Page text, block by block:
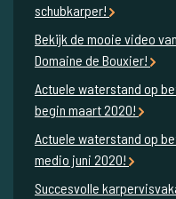
schubkarper!
Bekijk de mooie video
Domaine de Bouxier!
Actuele waterstand op
begin maart 2020!
Actuele waterstand op
medio juni 2020!
Succesvolle